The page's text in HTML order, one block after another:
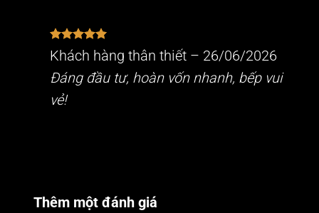
Được xếp
hạng55
sao
Khách hàng thân thiết – 26/06/2026
Đáng đầu tư, hoàn vốn nhanh, bếp vui
vẻ!
Thêm một đánh giá